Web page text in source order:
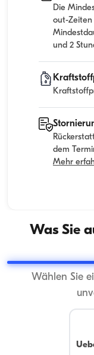
Die
out-Zeiten
und 2
dem
Mehr
Was Sie
Wählen Sie